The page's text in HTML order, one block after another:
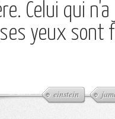
Celui qui
yeux sont
einstein